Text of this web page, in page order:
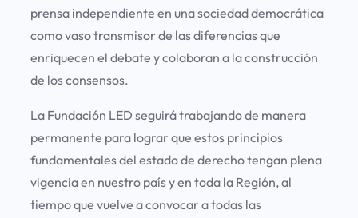
prensa independiente en una sociedad democrática
como vaso transmisor de las diferencias que
enriquecen el debate y colaboran a la construcción
de los consensos.
La Fundación LED seguirá trabajando de manera
permanente para lograr que estos principios
fundamentales del estado de derecho tengan plena
vigencia en nuestro país y en toda la Región, al
tiempo que vuelve a convocar a todas las